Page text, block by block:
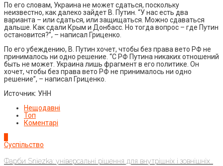
По его словам, Украина не может сдаться, поскольку
неизвестно, как далеко зайдет В. Путин. “У нас есть два
варианта – или сдаться, или защищаться. Можно сдаваться
дальше. Как сдали Крым и Донбасс. Но тогда вопрос – где Путин
остановится?”, – написал Гриценко.
По его убеждению, В. Путин хочет, чтобы без права вето РФ не
принималось ни одно решение. “С РФ Путина никаких отношений
быть не может. Украина лишь фрагмент в его политике. Он
хочет, чтобы без права вето РФ не принималось ни одно
решение”, – написал Гриценко.
Источник: УНН
Нещодавні
Топ
Коментарі
Суспільство
Фарби Sniezka: універсальні рішення для внутрішніх і зовнішніх...